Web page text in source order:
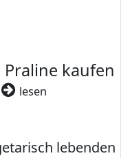
kaufen
lesen
lebenden